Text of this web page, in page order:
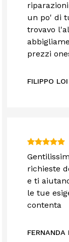
un po' di
trovavo
prezzi
FILIPPO LOI
richieste
e ti
le tue
contenta
FERNANDA